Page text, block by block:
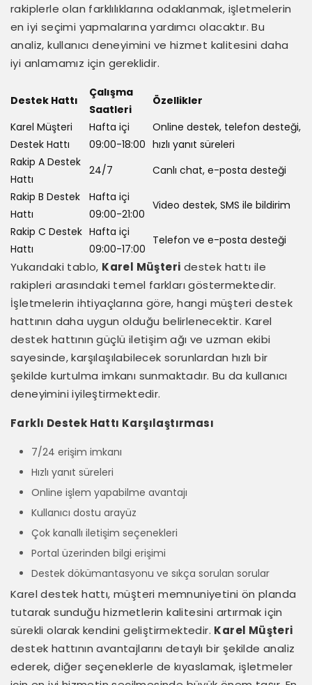
rakiplerle olan farklılıklarına odaklanmak, işletmelerin
en iyi seçimi yapmalarına yardımcı olacaktır. Bu
analiz, kullanıcı deneyimini ve hizmet kalitesini daha
iyi anlamamız için gereklidir.
Destek Hattı
Çalışma
Saatleri
Özellikler
Karel Müşteri
Destek Hattı
Hafta içi
09:00-18:00
Online destek, telefon desteği,
hızlı yanıt süreleri
Rakip A Destek
Hattı
24/7
Canlı chat, e-posta desteği
Rakip B Destek
Hattı
Hafta içi
09:00-21:00
Video destek, SMS ile bildirim
Rakip C Destek
Hattı
Hafta içi
09:00-17:00
Telefon ve e-posta desteği
Yukarıdaki tablo, Karel Müşteri destek hattı ile
rakipleri arasındaki temel farkları göstermektedir.
İşletmelerin ihtiyaçlarına göre, hangi müşteri destek
hattının daha uygun olduğu belirlenecektir. Karel
destek hattının güçlü iletişim ağı ve uzman ekibi
sayesinde, karşılaşılabilecek sorunlardan hızlı bir
şekilde kurtulma imkanı sunmaktadır. Bu da kullanıcı
deneyimini iyileştirmektedir.
Farklı Destek Hattı Karşılaştırması
7/24 erişim imkanı
Hızlı yanıt süreleri
Online işlem yapabilme avantajı
Kullanıcı dostu arayüz
Çok kanallı iletişim seçenekleri
Portal üzerinden bilgi erişimi
Destek dökümantasyonu ve sıkça sorulan sorular
Karel destek hattı, müşteri memnuniyetini ön planda
tutarak sunduğu hizmetlerin kalitesini artırmak için
sürekli olarak kendini geliştirmektedir. Karel Müşteri
destek hattının avantajlarını detaylı bir şekilde analiz
ederek, diğer seçeneklerle de kıyaslamak, işletmeler